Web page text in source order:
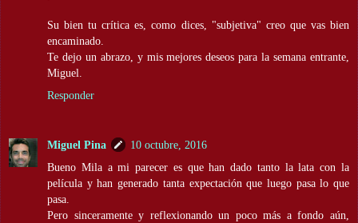
Su bien tu crítica es, como dices, "subjetiva" creo que vas bien
encaminado.
Te dejo un abrazo, y mis mejores deseos para la semana entrante,
Miguel.
Responder
Miguel Pina
10 octubre, 2016
Bueno Mila a mi parecer es que han dado tanto la lata con la
película y han generado tanta expectación que luego pasa lo que
pasa.
Pero sinceramente y reflexionando un poco más a fondo aún,